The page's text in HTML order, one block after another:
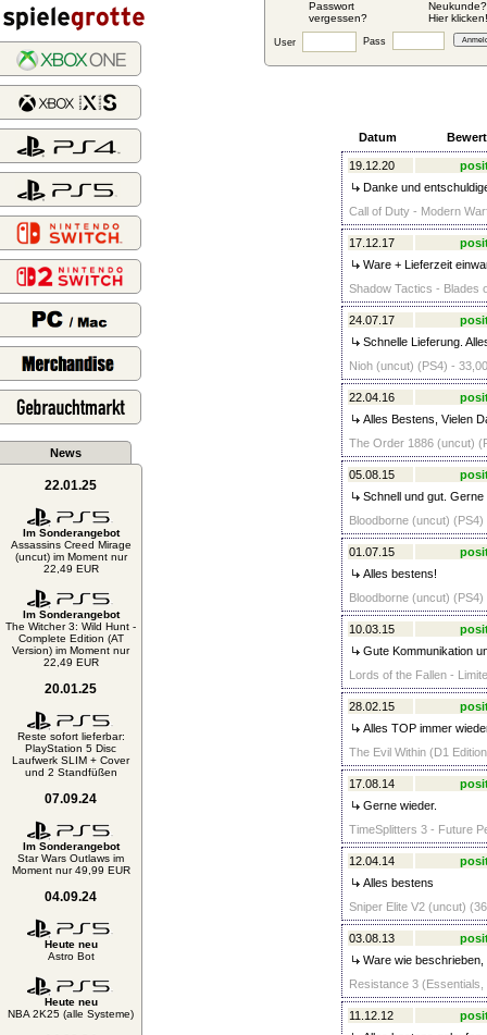
Passwort
vergessen?
Neukunde?
Hier klicken!
User Pass
News
22.01.25
Im Sonderangebot
Assassins Creed Mirage
(uncut) im Moment nur
22,49 EUR
Im Sonderangebot
The Witcher 3: Wild Hunt -
Complete Edition (AT
Version) im Moment nur
22,49 EUR
20.01.25
Reste sofort lieferbar:
PlayStation 5 Disc
Laufwerk SLIM + Cover
und 2 Standfüßen
07.09.24
Im Sonderangebot
Star Wars Outlaws im
Moment nur 49,99 EUR
04.09.24
Heute neu
Astro Bot
Heute neu
NBA 2K25 (alle Systeme)
Datum
19.12.20
Danke und
Call of Duty - Modern
17.12.17
Ware + Lieferzeit
Shadow Tactics - Blades
24.07.17
Schnelle Lieferung.
Nioh (uncut) (PS4) -
22.04.16
Alles Bestens, Vielen
The Order 1886 (uncut)
05.08.15
Schnell und gut. Gerne
Bloodborne (uncut) (PS4)
01.07.15
Alles bestens!
Bloodborne (uncut) (PS4)
10.03.15
Gute Kommunikation
Lords of the Fallen -
28.02.15
Alles TOP immer
The Evil Within (D1
17.08.14
Gerne wieder.
TimeSplitters 3 - Future
12.04.14
Alles bestens
Sniper Elite V2 (uncut)
03.08.13
Ware wie
Resistance 3
11.12.12